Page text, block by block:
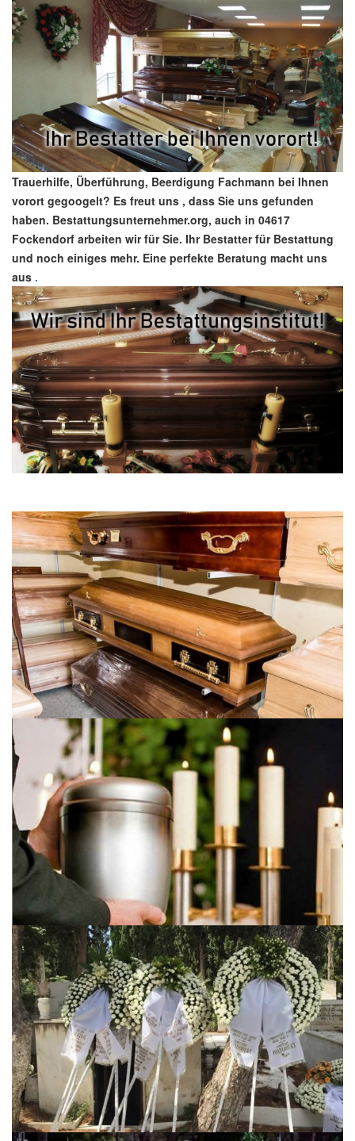
Trauerhilfe, Überführung, Beerdigung Fachmann bei Ihnen
vorort gegoogelt? Es freut uns , dass Sie uns gefunden
haben. Bestattungsunternehmer.org, auch in 04617
Fockendorf arbeiten wir für Sie. Ihr Bestatter für Bestattung
und noch einiges mehr. Eine perfekte Beratung macht uns
aus .